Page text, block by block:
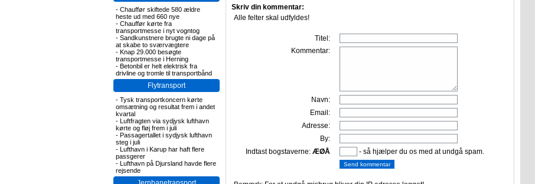
- Chauffør skiftede 580 ældre
heste ud med 660 nye
- Chauffør kørte fra
transportmesse i nyt vogntog
- Sandkunstnere brugte ni dage på
at skabe to sværvægtere
- Knap 29.000 besøgte
transportmesse i Herning
- Betonbil er helt elektrisk fra
drivline og tromle til transportbånd
Flytransport
- Tysk transportkoncern kørte
omsætning og resultat frem i andet
kvartal
- Luftfragten via sydjysk lufthavn
kørte og fløj frem i juli
- Passagertallet i sydjysk lufthavn
steg i juli
- Lufthavn i Karup har haft flere
passgerer
- Lufthavn på Djursland havde flere
rejsende
Skriv din kommentar:
Alle felter skal udfyldes!
Titel:
Kommentar:
Navn:
Email:
Adresse:
By:
Indtast bogstaverne: ÆØÅ - så hjælper du os med at undgå spam.